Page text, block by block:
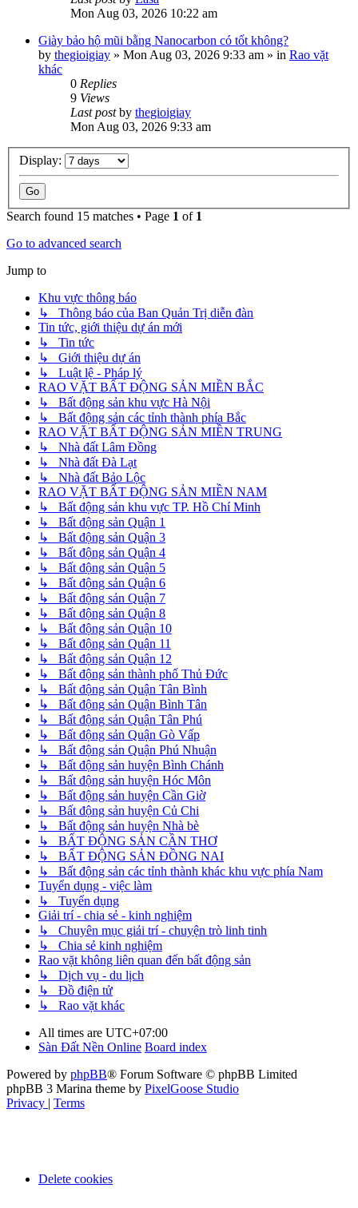
Mon Aug 03, 2026 10:22 am
Giày bảo hộ mũi bằng Nanocarbon có tốt không?
by thegioigiay » Mon Aug 03, 2026 9:33 am » in Rao vặt
khác
0 Replies
9 Views
Last postby thegioigiay
Mon Aug 03, 2026 9:33 am
Display:
Search found 15 matches • Page 1 of 1
Go to advanced search
Jump to
Khu vực thông báo
↳ Thông báo của Ban Quản Trị diễn đàn
Tin tức, giới thiệu dự án mới
↳ Tin tức
↳ Giới thiệu dự án
↳ Luật lệ - Pháp lý
RAO VẶT BẤT ĐỘNG SẢN MIỀN BẮC
↳ Bất động sản khu vực Hà Nội
↳ Bất động sản các tỉnh thành phía Bắc
RAO VẶT BẤT ĐỘNG SẢN MIỀN TRUNG
↳ Nhà đất Lâm Đồng
↳ Nhà đất Đà Lạt
↳ Nhà đất Bảo Lộc
RAO VẶT BẤT ĐỘNG SẢN MIỀN NAM
↳ Bất động sản khu vực TP. Hồ Chí Minh
↳ Bất động sản Quận 1
↳ Bất động sản Quận 3
↳ Bất động sản Quận 4
↳ Bất động sản Quận 5
↳ Bất động sản Quận 6
↳ Bất động sản Quận 7
↳ Bất động sản Quận 8
↳ Bất động sản Quận 10
↳ Bất động sản Quận 11
↳ Bất động sản Quận 12
↳ Bất động sản thành phố Thủ Đức
↳ Bất động sản Quận Tân Bình
↳ Bất động sản Quận Bình Tân
↳ Bất động sản Quận Tân Phú
↳ Bất động sản Quận Gò Vấp
↳ Bất động sản Quận Phú Nhuận
↳ Bất động sản huyện Bình Chánh
↳ Bất động sản huyện Hóc Môn
↳ Bất động sản huyện Cần Giờ
↳ Bất động sản huyện Củ Chi
↳ Bất động sản huyện Nhà bè
↳ BẤT ĐỘNG SẢN CẦN THƠ
↳ BẤT ĐỘNG SẢN ĐỒNG NAI
↳ Bất động sản các tỉnh thành khác khu vực phía Nam
Tuyển dụng - việc làm
↳ Tuyển dụng
Giải trí - chia sẻ - kinh nghiệm
↳ Chuyên mục giải trí - chuyện trò linh tinh
↳ Chia sẻ kinh nghiệm
Rao vặt không liên quan đến bất động sản
↳ Dịch vụ - du lịch
↳ Đồ điện tử
↳ Rao vặt khác
All times are UTC+07:00
Sàn Đất Nền Online Board index
Powered by phpBB® Forum Software © phpBB Limited
phpBB 3 Marina theme by PixelGoose Studio
Privacy | Terms
Delete cookies